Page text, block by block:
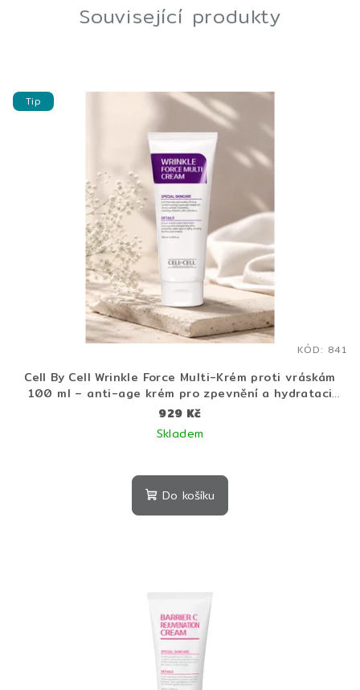
Související produkty
Tip
Cell By Cell Wrinkle Force Multi-Krém proti vráskám
100 ml – anti-age krém pro zpevnění a hydrataci
pleti
929 Kč
Skladem
hodnocení
produktu
Do košíku
KÓD: 841